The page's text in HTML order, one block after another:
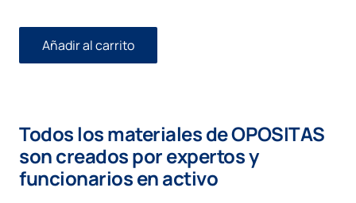
Artículos
de
Añadir al carrito
Todos los materiales de OPOSITAS
son creados por expertos y
funcionarios en activo